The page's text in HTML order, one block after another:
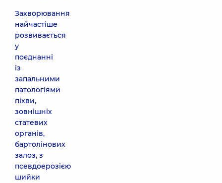
Захворювання
найчастіше
розвивається
у
поєднанні
із
запальними
патологіями
піхви,
зовнішніх
статевих
органів,
бартолінових
залоз, з
псевдоерозією
шийки